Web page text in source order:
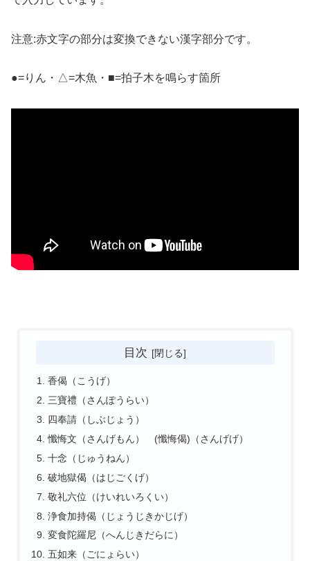
注意:赤文字の部分は変換できない漢字部分です。
●=りん・△=木魚・■=拍子木を鳴らす箇所
目次
香偈（こうげ）
三寶禮（さんぽうらい）
四奉請（しぶじょう）
懺悔文（さんげもん） (懺悔偈)（さんげげ）
十念（じゅうねん）
破地獄偈（はじごくげ）
敬礼六位（けいれいろくい）
浄食加持偈（じょうじきかじげ）
変食陀羅尼（へんじきだらに）
五如来（ごにょらい）